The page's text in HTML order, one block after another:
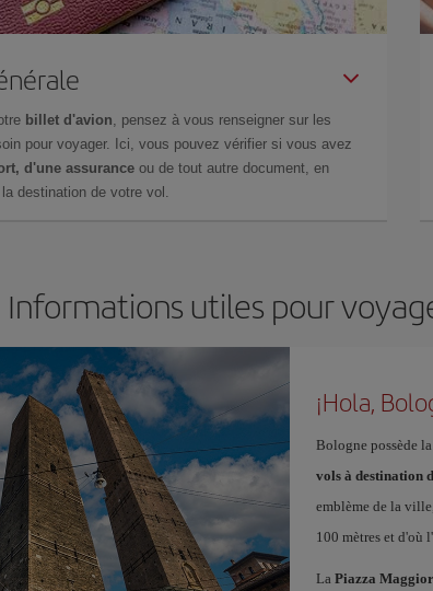
billet d'avion, pensez à vous renseigner sur les
pour voyager. Ici, vous pouvez vérifier si vous avez
d'une assurance ou de tout autre document, en
destination de votre vol.
Informations utiles pour
¡Hola,
Bologne possède
vols à destination
emblème de la
100 mètres et d'où
La Piazza